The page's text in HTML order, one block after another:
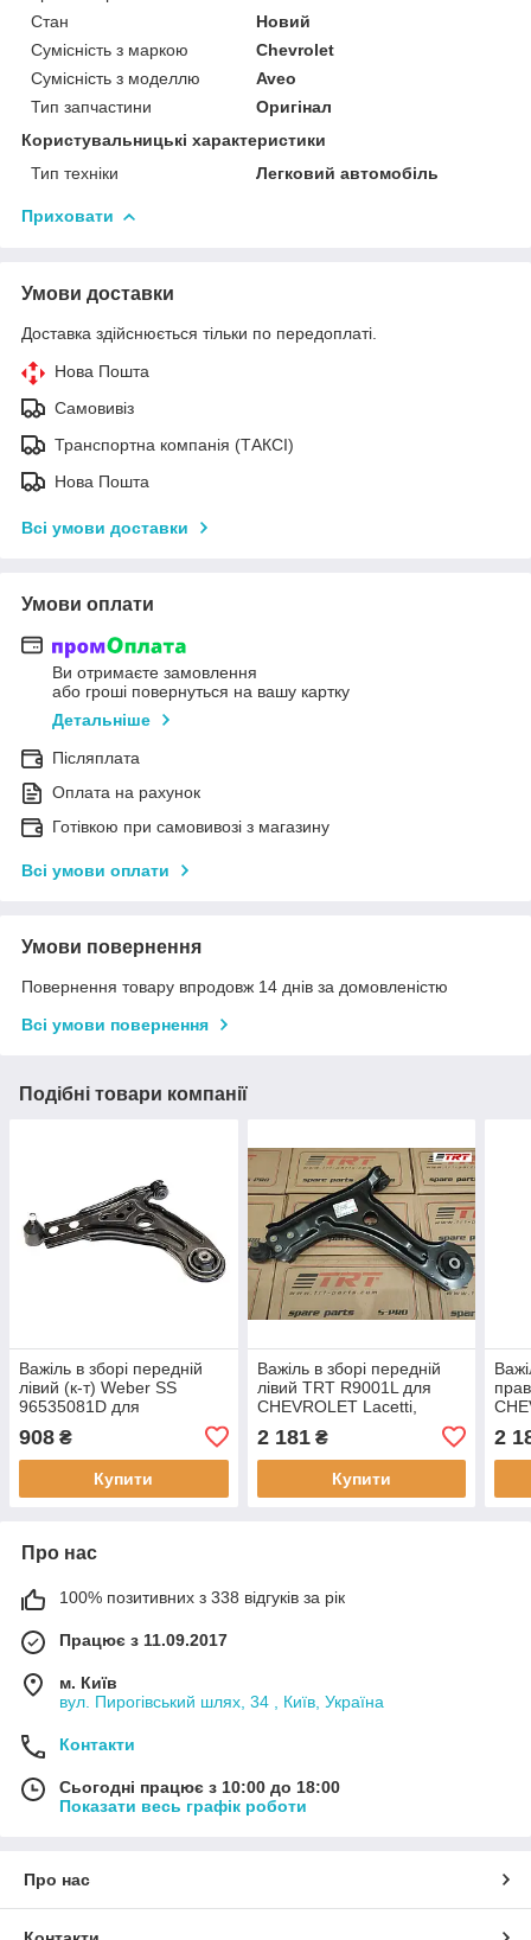
Стан
Новий
Сумісність з маркою
Chevrolet
Сумісність з моделлю
Aveo
Тип запчастини
Оригінал
Користувальницькі характеристики
Тип техніки
Легковий автомобіль
Приховати
Умови доставки
Доставка здійснюється тільки по передоплаті.
Нова Пошта
Самовивіз
Транспортна компанія (ТАКСІ)
Нова Пошта
Всі умови доставки
Умови оплати
Ви отримаєте замовлення
або гроші повернуться на вашу картку
Детальніше
Післяплата
Оплата на рахунок
Готівкою при самовивозі з магазину
Всі умови оплати
Умови повернення
Повернення товару впродовж 14 днів за домовленістю
Всі умови повернення
Подібні товари компанії
Важіль в зборі передній
лівий (к-т) Weber SS
96535081D для
оригінальні номери:
96535081D.
908 ₴
Купити
Важіль в зборі передній
лівий TRT R9001L для
CHEVROLET Lacetti,
Nubira, (j200), DAEWOO
Gentra, Lacetti
2 181₴
Купити
2
Про нас
100% позитивних з 338 відгуків за рік
Працює з 11.09.2017
м. Київ
вул. Пирогівський шлях, 34 , Київ, Україна
Контакти
Сьогодні працює з 10:00 до 18:00
Показати весь графік роботи
Про нас